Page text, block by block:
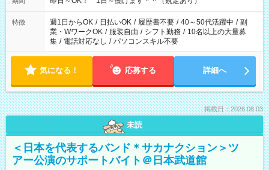
特徴 週1日からOK / 日払いOK / 履歴書不要 / 40～50代活躍中 / 副
業・WワークOK / 服装自由 / シフト勤務 / 10名以上の大量募
集 / 電話対応なし / パソコンスキル不要
気になる！ 応募する 詳細へ
掲載日：2026.08.03
未読
＜日本を代表するバンド＊サカナクション＞ツ
アー公演のサポートバイト＠日本武道館